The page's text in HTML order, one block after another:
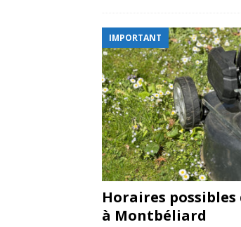
IMPORTANT
Horaires
à Montbéliard